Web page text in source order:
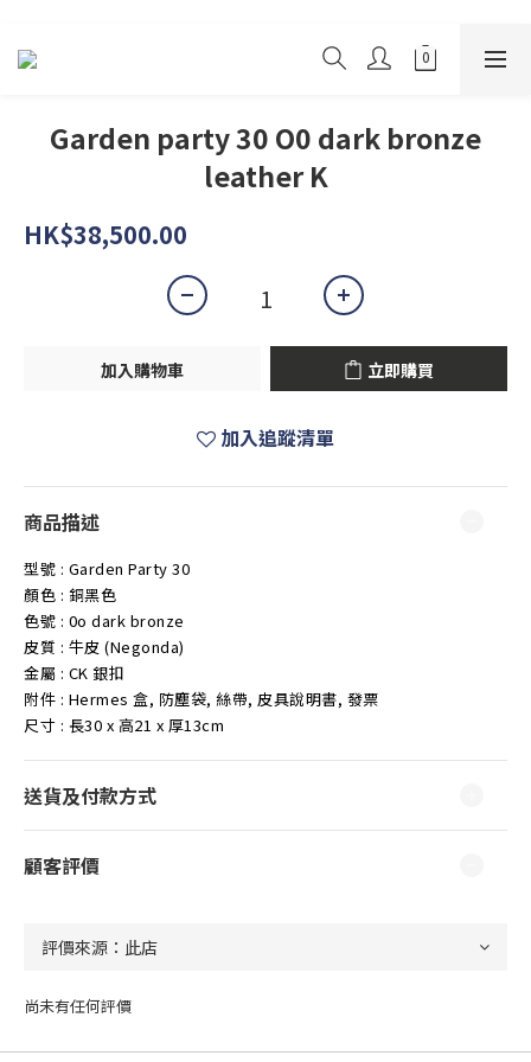
Garden party 30 O0 dark bronze
leather K
HK$38,500.00
加入購物車 立即購買
加入追蹤清單
商品描述
型號 : Garden Party 30
顏色 : 銅黑色
色號 : 0o dark bronze
皮質 : 牛皮 (Negonda)
金屬 : CK 銀扣
附件 : Hermes 盒, 防塵袋, 絲帶, 皮具說明書, 發票
尺寸 : 長30 x 高21 x 厚13cm
送貨及付款方式
顧客評價
尚未有任何評價